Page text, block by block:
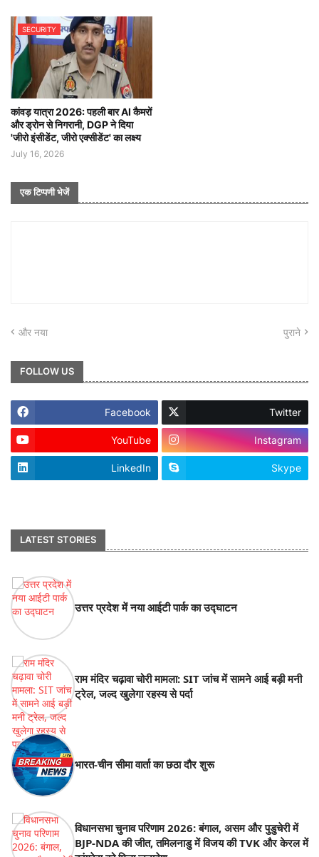
SECURITY
कांवड़ यात्रा 2026: पहली बार AI कैमरों
और ड्रोन से निगरानी, DGP ने दिया
'जीरो इंसीडेंट, जीरो एक्सीडेंट' का लक्ष्य
July 16, 2026
एक टिप्पणी भेजें
और नया पुराने
FOLLOW US
Facebook Twitter
YouTube Instagram
LinkedIn Skype
LATEST STORIES
उत्तर प्रदेश में नया आईटी पार्क का उद्घाटन
राम मंदिर चढ़ावा चोरी मामला: SIT जांच में सामने आई बड़ी मनी
ट्रेल, जल्द खुलेगा रहस्य से पर्दा
भारत-चीन सीमा वार्ता का छठा दौर शुरू
विधानसभा चुनाव परिणाम 2026: बंगाल, असम और पुडुचेरी में
BJP-NDA की जीत, तमिलनाडु में विजय की TVK और केरल में